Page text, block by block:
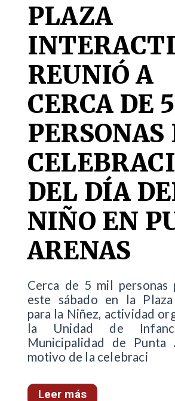
PLAZA
REUNIÓ A
CERCA DE
PERSONAS
DEL DÍA
NIÑO EN
ARENAS
Cerca de 5 mil personas
este sábado en la
para la Niñez, actividad
la Unidad de
Municipalidad de Punta
motivo de la celebraci
Leer más